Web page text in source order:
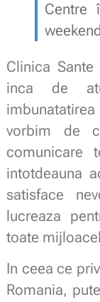
Centre
Clinica
inca de
vorbim de
intotdeauna
satisface
lucreaza
toate
In ceea ce
Romania,